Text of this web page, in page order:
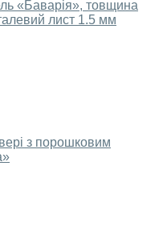
порадите?
необхідних
Підбір
для
зробити замір та
має із
Після виміру та
заявку, не
«Баварія», товщина
лист 1.5 мм
з порошковим